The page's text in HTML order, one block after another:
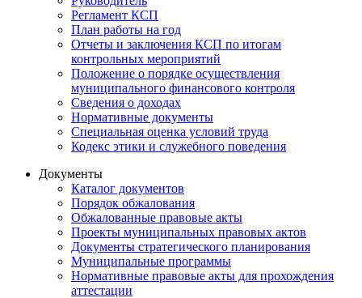
Регламент КСП
План работы на год
Отчеты и заключения КСП по итогам
контрольных мероприятий
Положение о порядке осуществления
муниципального финансового контроля
Сведения о доходах
Нормативные документы
Специальная оценка условий труда
Кодекс этики и служебного поведения
Документы
Каталог документов
Порядок обжалования
Обжалованные правовые акты
Проекты муниципальных правовых актов
Документы стратегического планирования
Муниципальные программы
Нормативные правовые акты для прохождения
аттестации